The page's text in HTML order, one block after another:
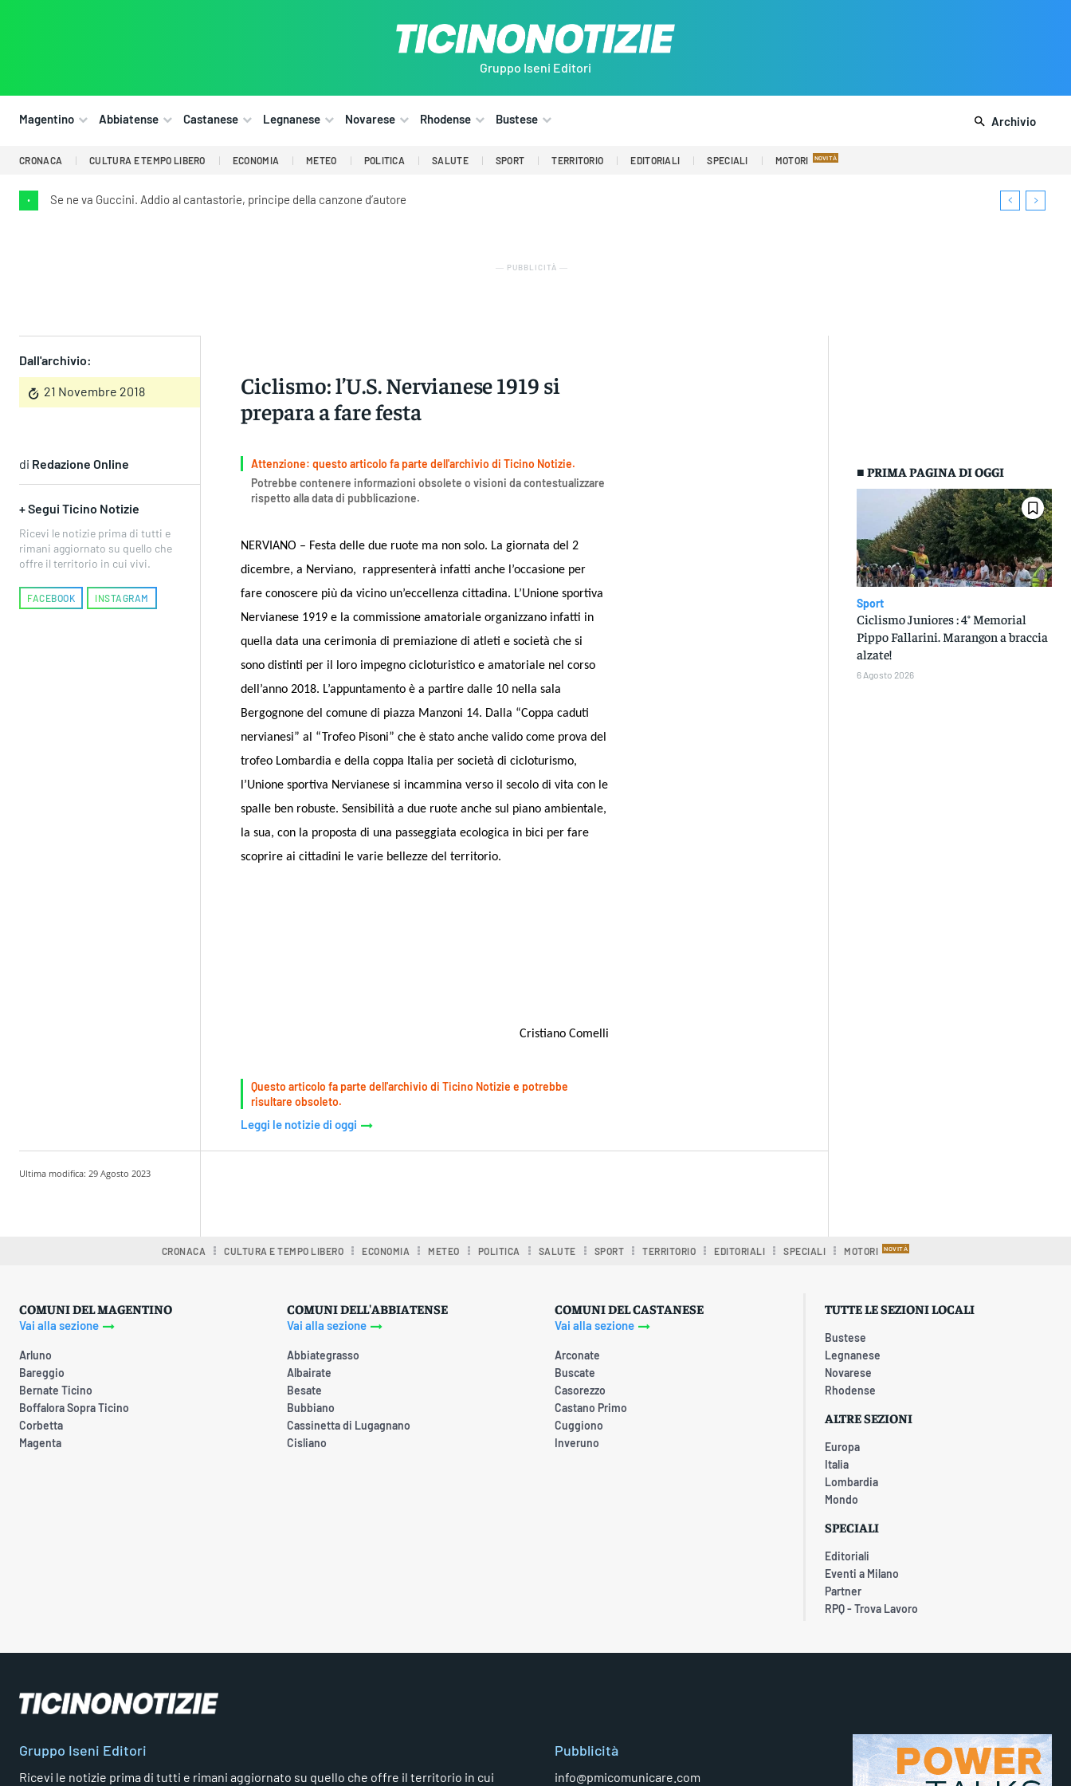
Gruppo Iseni Editori
Magentino Abbiatense Castanese Legnanese Novarese Rhodense Bustese Archivio
CRONACA CULTURA E TEMPO LIBERO ECONOMIA METEO POLITICA SALUTE SPORT TERRITORIO EDITORIALI SPECIALI MOTORI
• Se ne va Guccini. Addio al cantastorie, principe della canzone d’autore
― PUBBLICITÀ ―
Dall'archivio:
21 Novembre 2018
Ciclismo: l’U.S. Nervianese 1919 si
prepara a fare festa
di Redazione Online
+ Segui Ticino Notizie
Ricevi le notizie prima di tutti e
rimani aggiornato su quello che
offre il territorio in cui vivi.
FACEBOOK INSTAGRAM
Attenzione: questo articolo fa parte dell'archivio di Ticino Notizie.
Potrebbe contenere informazioni obsolete o visioni da contestualizzare
rispetto alla data di pubblicazione.
NERVIANO – Festa delle due ruote ma non solo. La giornata del 2
dicembre, a Nerviano, rappresenterà infatti anche l’occasione per
fare conoscere più da vicino un’eccellenza cittadina. L’Unione sportiva
Nervianese 1919 e la commissione amatoriale organizzano infatti in
quella data una cerimonia di premiazione di atleti e società che si
sono distinti per il loro impegno cicloturistico e amatoriale nel corso
dell’anno 2018. L’appuntamento è a partire dalle 10 nella sala
Bergognone del comune di piazza Manzoni 14. Dalla “Coppa caduti
nervianesi” al “Trofeo Pisoni” che è stato anche valido come prova del
trofeo Lombardia e della coppa Italia per società di cicloturismo,
l’Unione sportiva Nervianese si incammina verso il secolo di vita con le
spalle ben robuste. Sensibilità a due ruote anche sul piano ambientale,
la sua, con la proposta di una passeggiata ecologica in bici per fare
scoprire ai cittadini le varie bellezze del territorio.
Cristiano Comelli
Questo articolo fa parte dell'archivio di Ticino Notizie e potrebbe
risultare obsoleto.
Leggi le notizie di oggi
■ PRIMA PAGINA DI OGGI
Sport
Ciclismo Juniores : 4° Memorial
Pippo Fallarini. Marangon a braccia
alzate!
6 Agosto 2026
Ultima modifica: 29 Agosto 2023
CRONACA CULTURA E TEMPO LIBERO ECONOMIA METEO POLITICA SALUTE SPORT TERRITORIO EDITORIALI SPECIALI MOTORI
COMUNI DEL MAGENTINO
Vai alla sezione
Arluno
Bareggio
Bernate Ticino
Boffalora Sopra Ticino
Corbetta
Magenta
COMUNI DELL'ABBIATENSE
Vai alla sezione
Abbiategrasso
Albairate
Besate
Bubbiano
Cassinetta di Lugagnano
Cisliano
COMUNI DEL CASTANESE
Vai alla sezione
Arconate
Buscate
Casorezzo
Castano Primo
Cuggiono
Inveruno
TUTTE LE SEZIONI LOCALI
Bustese
Legnanese
Novarese
Rhodense
ALTRE SEZIONI
Europa
Italia
Lombardia
Mondo
SPECIALI
Editoriali
Eventi a Milano
Partner
RPQ - Trova Lavoro
Gruppo Iseni Editori
Ricevi le notizie prima di tutti e rimani aggiornato su quello che offre il territorio in cui
Pubblicità
info@pmicomunicare.com